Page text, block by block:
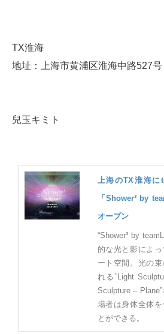
TX淮海
地址：上海市黄浦区淮海中路527号
兒玉キミト
上海のTX淮海に
「Shower³ by
オープン
“Shower³ by
的な光と影によ
ート空間。光の
れる”Light
Sculpture –
場者は身体全体
とができる。